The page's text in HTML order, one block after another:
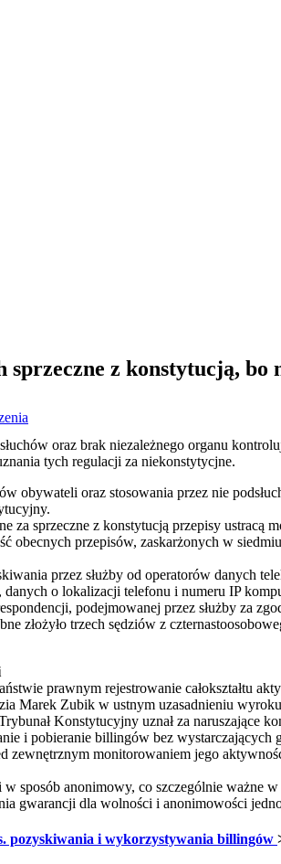
sprzeczne z konstytucją, bo
oraz brak niezależnego organu
tych regulacji za niekonstytycjne.
obywateli oraz stosowania przez nie
za sprzeczne z konstytucją przepisy ustracą
obecnych przepisów, zaskarżonych w
przez służby od operatorów danych
o lokalizacji telefonu i numeru IP
podejmowanej przez służby za
złożyło trzech sędziów z
prawnym rejestrowanie całokształtu
Marek Zubik w ustnym uzasadnieniu
Konstytucyjny uznał za naruszające
i pobieranie billingów bez
zewnętrznym monitorowaniem jego
w sposób anonimowy, co szczególnie ważne
gwarancji dla wolności i anonimowości
pozyskiwania i wykorzystywania billingów